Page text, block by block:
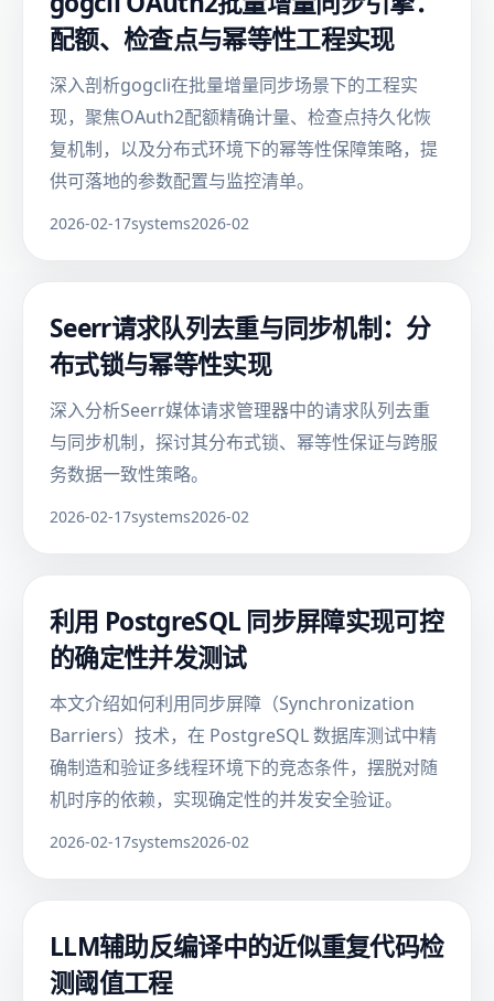
配额、检查点与幂等性工程实现
深入剖析gogcli在批量增量同步场景下的工程实
现，聚焦OAuth2配额精确计量、检查点持久化恢
复机制，以及分布式环境下的幂等性保障策略，提
供可落地的参数配置与监控清单。
2026-02-17systems2026-02
Seerr请求队列去重与同步机制：分
布式锁与幂等性实现
深入分析Seerr媒体请求管理器中的请求队列去重
与同步机制，探讨其分布式锁、幂等性保证与跨服
务数据一致性策略。
2026-02-17systems2026-02
利用 PostgreSQL 同步屏障实现可控
的确定性并发测试
本文介绍如何利用同步屏障（Synchronization
Barriers）技术，在 PostgreSQL 数据库测试中精
确制造和验证多线程环境下的竞态条件，摆脱对随
机时序的依赖，实现确定性的并发安全验证。
2026-02-17systems2026-02
LLM辅助反编译中的近似重复代码检
测阈值工程